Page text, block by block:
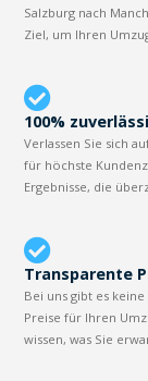
Salzburg nach
Ziel, um Ihren
100%
Verlassen Sie sich
für höchste
Ergebnisse, die
Transparente
Bei uns gibt es
Preise für Ihren
wissen, was Sie